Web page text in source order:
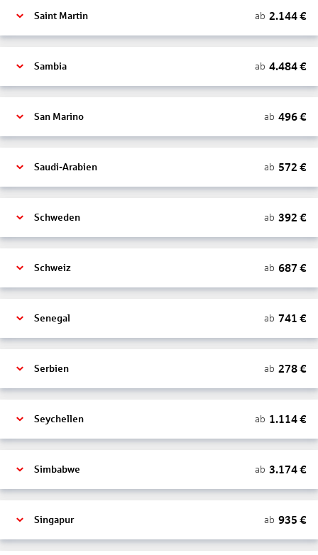
Saint Martin ab 2.144€
Sambia ab 4.484€
San Marino ab 496€
Saudi-Arabien ab 572 €
Schweden ab 392 €
Schweiz ab 687 €
Senegal ab 741 €
Serbien ab 278€
Seychellen ab 1.114€
Simbabwe ab 3.174€
Singapur ab 935 €